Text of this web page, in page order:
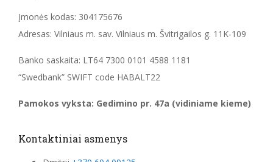
Įmonės kodas: 304175676
Adresas: Vilniaus m. sav. Vilniaus m. Švitrigailos g. 11K-109
Banko saskaita: LT64 7300 0101 4588 1181
“Swedbank” SWIFT code HABALT22
Pamokos vyksta: Gedimino pr. 47a (vidiniame kieme)
Kontaktiniai asmenys